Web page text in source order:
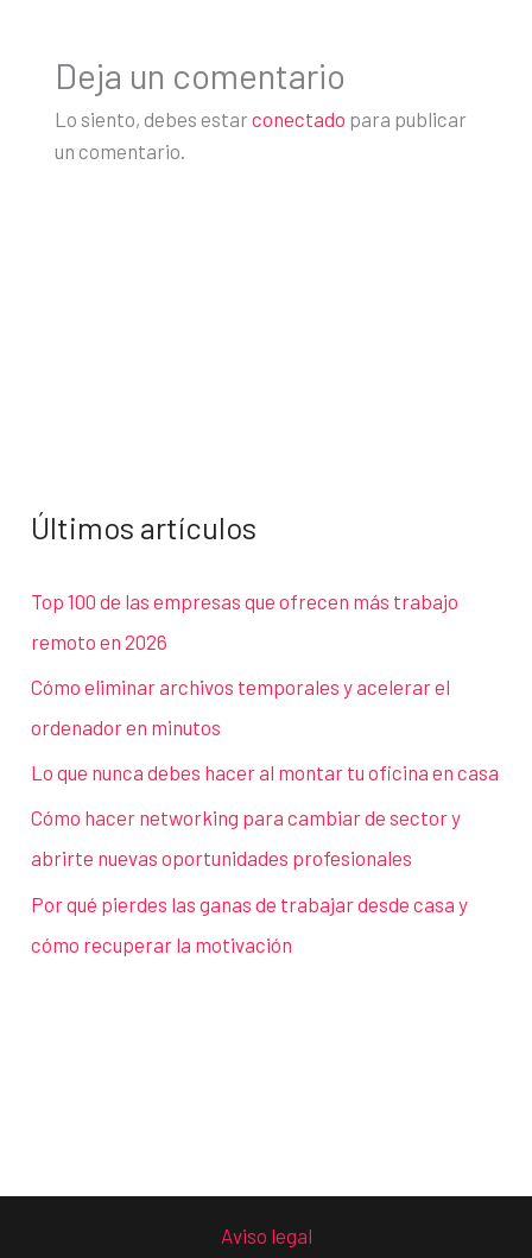
Deja un comentario
Lo siento, debes estarconectado para publicar
un comentario.
Últimos artículos
Top 100 de las empresas que ofrecen más trabajo
remoto en 2026
Cómo eliminar archivos temporales y acelerar el
ordenador en minutos
Lo que nunca debes hacer al montar tu oficina en casa
Cómo hacer networking para cambiar de sector y
abrirte nuevas oportunidades profesionales
Por qué pierdes las ganas de trabajar desde casa y
cómo recuperar la motivación
Aviso legal